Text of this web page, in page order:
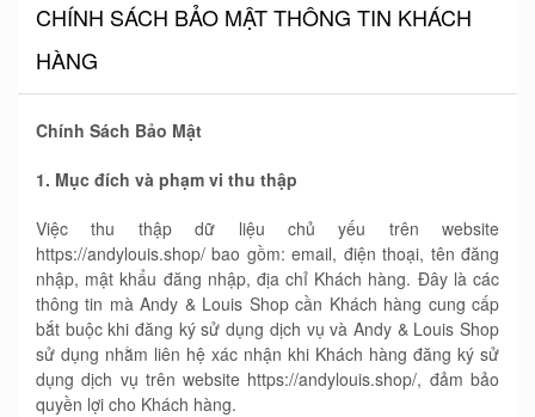
CHÍNH SÁCH BẢO MẬT THÔNG TIN KHÁCH
HÀNG
Chính Sách Bảo Mật
1. Mục đích và phạm vi thu thập
Việc thu thập dữ liệu chủ yếu trên website
https://andylouis.shop/ bao gồm: email, điện thoại, tên đăng
nhập, mật khẩu đăng nhập, địa chỉ Khách hàng. Đây là các
thông tin mà Andy & Louis Shop cần Khách hàng cung cấp
bắt buộc khi đăng ký sử dụng dịch vụ và Andy & Louis Shop
sử dụng nhằm liên hệ xác nhận khi Khách hàng đăng ký sử
dụng dịch vụ trên website https://andylouis.shop/, đảm bảo
quyền lợi cho Khách hàng.